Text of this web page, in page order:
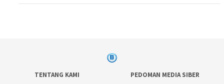
TENTANG KAMI
PEDOMAN MEDIA SIBER